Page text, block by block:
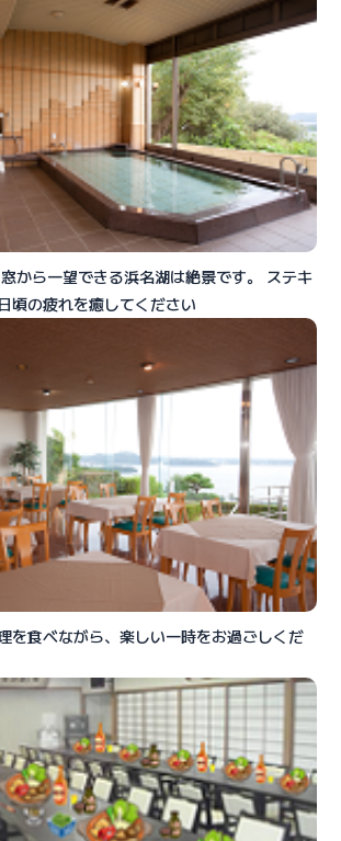
から一望できる浜名湖は絶景です。 ステキ
頃の疲れを癒してください
を食べながら、楽しい一時をお過ごしくだ